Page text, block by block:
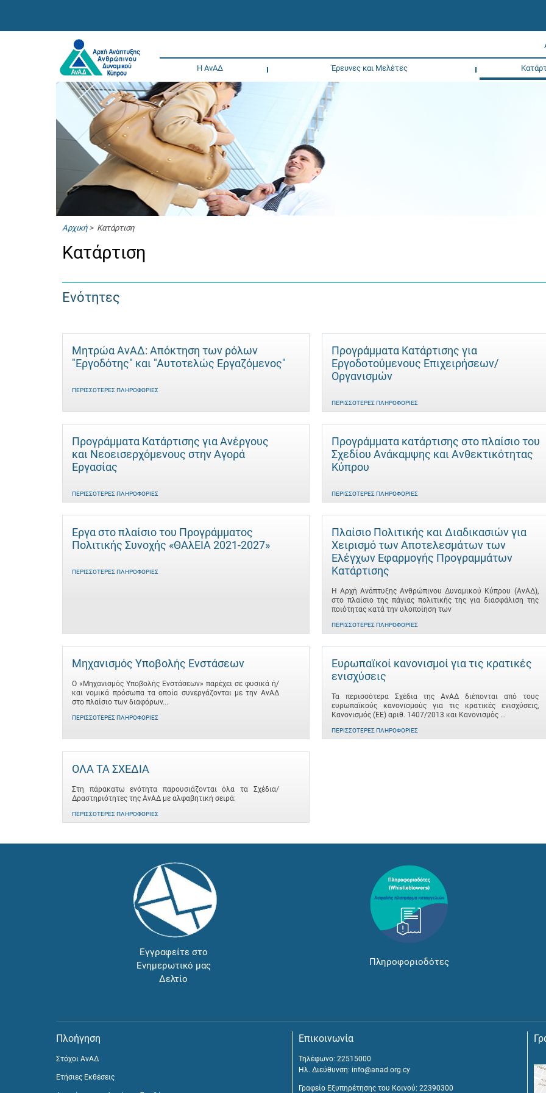
Η ΑνΑΔ Έρευνες και Μελέτες
Αρχική> Κατάρτιση
Κατάρτιση
Ενότητες
Μητρώα ΑνΑΔ: Απόκτηση των ρόλων
"Εργοδότης" και "Αυτοτελώς Eργαζόμενος"
ΠΕΡΙΣΣΌΤΕΡΕΣ ΠΛΗΡΟΦΟΡΊΕΣ
Προγράμματα Κατάρτισης για
Εργοδοτούμενους Επιχειρήσεων/
Οργανισμών
ΠΕΡΙΣΣΌΤΕΡΕΣ ΠΛΗΡΟΦΟΡΊΕΣ
Προγράμματα Κατάρτισης για Ανέργους
και Νεοεισερχόμενους στην Αγορά
Εργασίας
ΠΕΡΙΣΣΌΤΕΡΕΣ ΠΛΗΡΟΦΟΡΊΕΣ
Προγράμματα κατάρτισης στο πλαίσιο του
Σχεδίου Ανάκαμψης και Ανθεκτικότητας
Κύπρου
ΠΕΡΙΣΣΌΤΕΡΕΣ ΠΛΗΡΟΦΟΡΊΕΣ
Έργα στο πλαίσιο του Προγράμματος
Πολιτικής Συνοχής «ΘΑλΕΙΑ 2021-2027»
ΠΕΡΙΣΣΌΤΕΡΕΣ ΠΛΗΡΟΦΟΡΊΕΣ
Πλαίσιο Πολιτικής και Διαδικασιών για
Χειρισμό των Αποτελεσμάτων των
Ελέγχων Εφαρμογής Προγραμμάτων
Κατάρτισης
Η Αρχή Ανάπτυξης Ανθρώπινου Δυναμικού Κύπρου (ΑνΑΔ),
στο πλαίσιο της πάγιας πολιτικής της για διασφάλιση της
ποιότητας κατά την υλοποίηση των
ΠΕΡΙΣΣΌΤΕΡΕΣ ΠΛΗΡΟΦΟΡΊΕΣ
Μηχανισμός Υποβολής Ενστάσεων
Ο «Μηχανισμός Υποβολής Ενστάσεων» παρέχει σε φυσικά ή/
και νομικά πρόσωπα τα οποία συνεργάζονται με την ΑνΑΔ
στο πλαίσιο των διαφόρων...
ΠΕΡΙΣΣΌΤΕΡΕΣ ΠΛΗΡΟΦΟΡΊΕΣ
Ευρωπαϊκοί κανονισμοί για τις κρατικές
ενισχύσεις
Τα περισσότερα Σχέδια της ΑνΑΔ διέπονται από τους
ευρωπαϊκούς κανονισμούς για τις κρατικές ενισχύσεις,
Κανονισμός (ΕΕ) αριθ. 1407/2013 και Κανονισμός ...
ΠΕΡΙΣΣΌΤΕΡΕΣ ΠΛΗΡΟΦΟΡΊΕΣ
ΟΛΑ ΤΑ ΣΧΕΔΙΑ
Στη πάρακατω ενότητα παρουσιάζονται όλα τα Σχέδια/
Δραστηριότητες της ΑνΑΔ με αλφαβητική σειρά:
ΠΕΡΙΣΣΌΤΕΡΕΣ ΠΛΗΡΟΦΟΡΊΕΣ
Εγγραφείτε στο
Ενημερωτικό μας
Δελτίο
Πληροφοριοδότες
Πλοήγηση
Στόχοι ΑνΑΔ
Ετήσιες Εκθέσεις
Επικοινωνία
Τηλέφωνο: 22515000
Ηλ. Διεύθυνση: info@anad.org.cy
Γραφείο Εξυπηρέτησης του Κοινού: 22390300